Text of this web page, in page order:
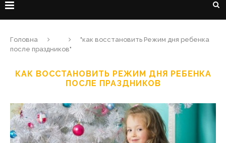
Головна
"как восстановить Режим дня ребенка
после праздников"
КАК ВОССТАНОВИТЬ РЕЖИМ ДНЯ РЕБЕНКА
ПОСЛЕ ПРАЗДНИКОВ